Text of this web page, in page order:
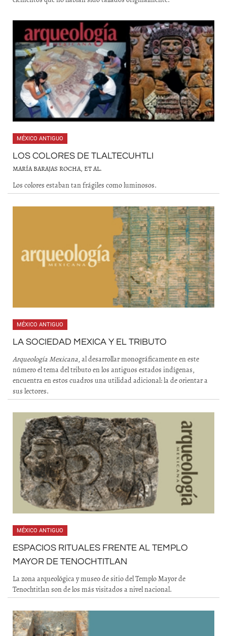
MÉXICO ANTIGUO
LOS COLORES DE TLALTECUHTLI
MARÍA BARAJAS ROCHA, ET AL.
Los colores estaban tan frágiles como luminosos.
MÉXICO ANTIGUO
LA SOCIEDAD MEXICA Y EL TRIBUTO
Arqueología Mexicana, al desarrollar monográficamente en este
número el tema del tributo en los antiguos estados indígenas,
encuentra en estos cuadros una utilidad adicional: la de orientar a
sus lectores.
MÉXICO ANTIGUO
ESPACIOS RITUALES FRENTE AL TEMPLO
MAYOR DE TENOCHTITLAN
La zona arqueológica y museo de sitio del Templo Mayor de
Tenochtitlan son de los más visitados a nivel nacional.